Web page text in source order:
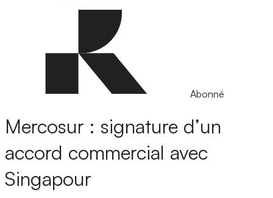
Abonné
Mercosur : signature d’un
accord commercial avec
Singapour